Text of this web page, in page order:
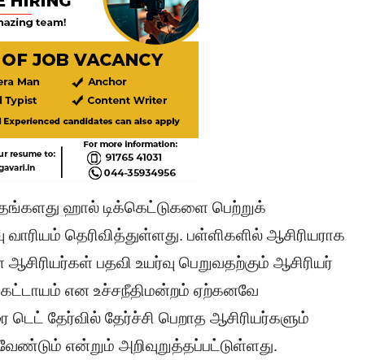
ஹால் டிக்கெட்டுகளை பெற்றுக்
தெரிவித்துள்ளது. பள்ளிகளில் ஆசிரியராக
பதவி உயர்வு பெறுவதற்கும் ஆசிரியர்
கட்டாயம் என உச்சநீதிமன்றம் ஏற்கனவே
டெட் தேர்வில் தேர்ச்சி பெறாத ஆசிரியர்களும்
என்றும் அறிவுறுத்தப்பட்டுள்ளது.